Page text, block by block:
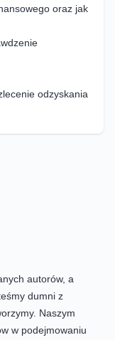
oraz jak
odzyskania
autorów, a
dumni z
Naszym
w podejmowaniu